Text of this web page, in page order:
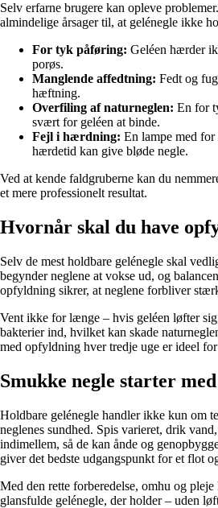
Selv erfarne brugere kan opleve
almindelige årsager til, at gelénegle ikke
For tyk påføring: Geléen hærder
porøs.
Manglende affedtning: Fedt og
hæftning.
Overfiling af naturneglen: En for
svært for geléen at binde.
Fejl i hærdning: En lampe med
hærdetid kan give bløde negle.
Ved at kende faldgruberne kan du
et mere professionelt resultat.
Hvornår skal du have
Selv de mest holdbare gelénegle skal
begynder neglene at vokse ud, og
opfyldning sikrer, at neglene forbliver
Vent ikke for længe – hvis geléen løfter
bakterier ind, hvilket kan skade
med opfyldning hver tredje uge er ideel
Smukke negle starter
Holdbare gelénegle handler ikke kun om
neglenes sundhed. Spis varieret, drik
indimellem, så de kan ånde og
giver det bedste udgangspunkt for et flot
Med den rette forberedelse, omhu og
glansfulde gelénegle, der holder – uden